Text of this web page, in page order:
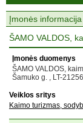
Įmonės informacija
ŠAMO VALDOS,
Įmonės duomenys
ŠAMO VALDOS,
Šamuko g. , LT-
Veiklos sritys
Kaimo turizmas,